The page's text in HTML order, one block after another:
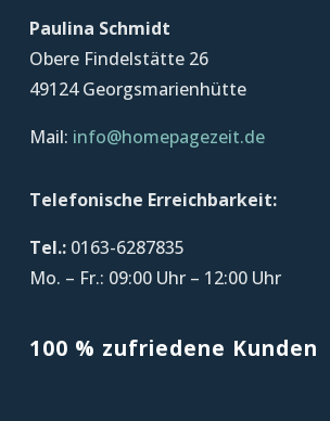
Paulina Schmidt
Obere Findelstätte 26
49124 Georgsmarienhütte
Mail: info@homepagezeit.de
Telefonische Erreichbarkeit:
Tel.:0163-6287835
Mo. – Fr.: 09:00 Uhr – 12:00 Uhr
100 % zufriedene Kunden